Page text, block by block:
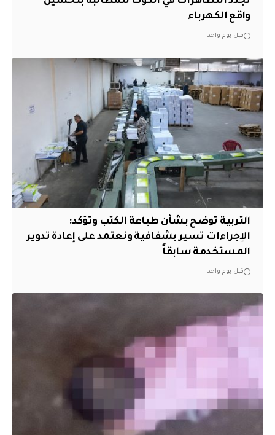
واقع الكهرباء
قبل يوم واحد
التربية توضح بشأن طباعة الكتب وتؤكد:
الإجراءات تسير بشفافية ونعتمد على إعادة تدوير
المستخدمة سابقاً
قبل يوم واحد